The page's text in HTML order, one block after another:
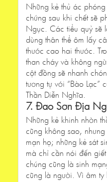
Những kẻ thủ ác
chứng sau khi chết sẽ
Ngục. Các tiểu quỷ sẽ
dùng thân thể ôm lấy
thước cao hai thước.
than cháy và không
cột đồng sẽ nhanh
tương tự với “Bào Lạc”
Thần Diễn Nghĩa.
7. Đao Sơn Địa
Những kẻ khinh nhờn
cũng không sao,
mạn họ; những kẻ sát
mà chỉ cần nói đến
chúng cũng là sinh
cũng là người. Vì âm